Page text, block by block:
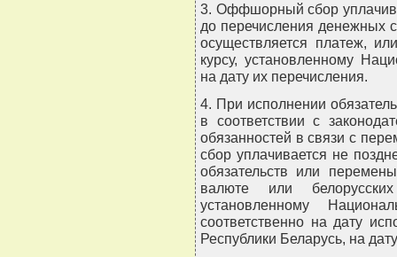
3. Оффшорный сбор
до перечисления денежных
осуществляется платеж,
курсу, установленному
на дату их перечисления.
4. При исполнении
в соответствии с
обязанностей в связи с
сбор уплачивается не
обязательств или
валюте или
установленному
соответственно на дату
Республики Беларусь, на